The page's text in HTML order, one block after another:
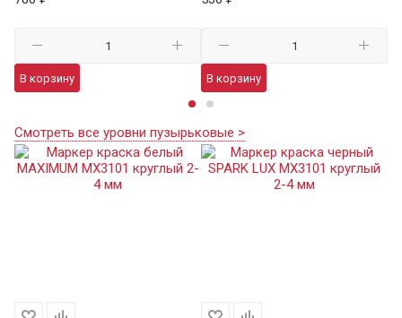
В корзину В корзину
Смотреть все уровни пузырьковые >